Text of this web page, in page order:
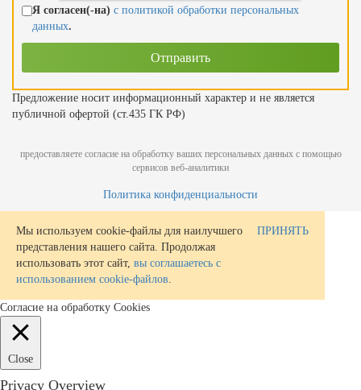
Я согласен(-на) с политикой обработки персональных
данных.
Предложение носит информационный характер и не является
публичной офертой (ст.435 ГК РФ)
предоставляете согласие на обработку ваших персональных данных с помощью
сервисов веб-аналитики
Политика конфиденциальности
Мы используем cookie-файлы для наилучшего
представления нашего сайта. Продолжая
использовать этот сайт, вы соглашаетесь с
использованием cookie-файлов.
ПРИНЯТЬ
Согласие на обработку Cookies
Close
Privacy Overview